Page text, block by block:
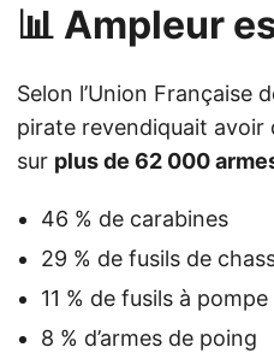
📊 Ampleur
Selon l’Union Française
pirate revendiquait
sur plus de 62 000
46 % de carabines
29 % de fusils de
11 % de fusils à pompe
8 % d’armes de poing